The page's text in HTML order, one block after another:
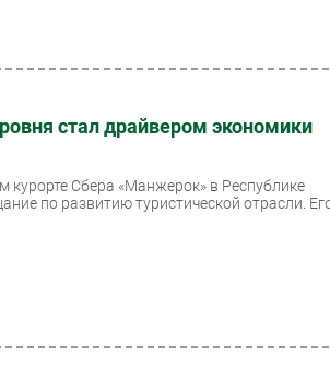
стал драйвером экономики
курорте Сбера «Манжерок» в Республике
по развитию туристической отрасли.